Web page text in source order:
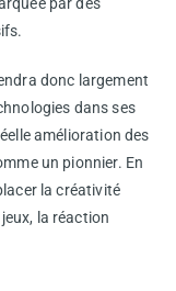
par des
donc largement
dans ses
amélioration des
un pionnier. En
la créativité
la réaction